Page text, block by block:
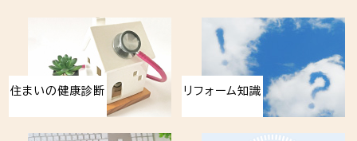
住まいの健康診断 リフォーム知識